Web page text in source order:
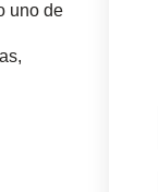
uno de